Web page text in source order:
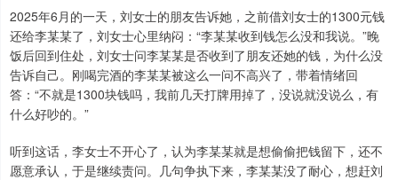
2025年6月的一天，刘女士的朋友告诉她，之前借刘女士的1300元钱
还给李某某了，刘女士心里纳闷：“李某某收到钱怎么没和我说。”晚
饭后回到住处，刘女士问李某某是否收到了朋友还她的钱，为什么没
告诉自己。刚喝完酒的李某某被这么一问不高兴了，带着情绪回
答：“不就是1300块钱吗，我前几天打牌用掉了，没说就没说么，有
什么好吵的。”
听到这话，李女士不开心了，认为李某某就是想偷偷把钱留下，还不
愿意承认，于是继续责问。几句争执下来，李某某没了耐心，想赶刘